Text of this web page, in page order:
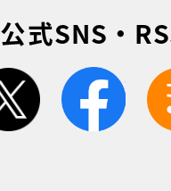
公式SNS・
twitter